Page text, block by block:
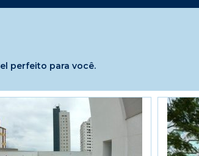
perfeito para você.